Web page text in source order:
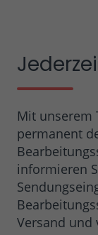
Mit unserem
permanent
informieren
Versand und